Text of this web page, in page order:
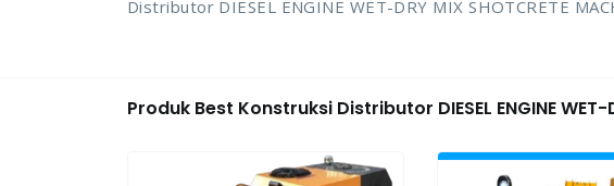
Distributor DIESEL ENGINE WET-DRY MIX SHOTCRETE
Produk Best Konstruksi Distributor DIESEL ENGINE